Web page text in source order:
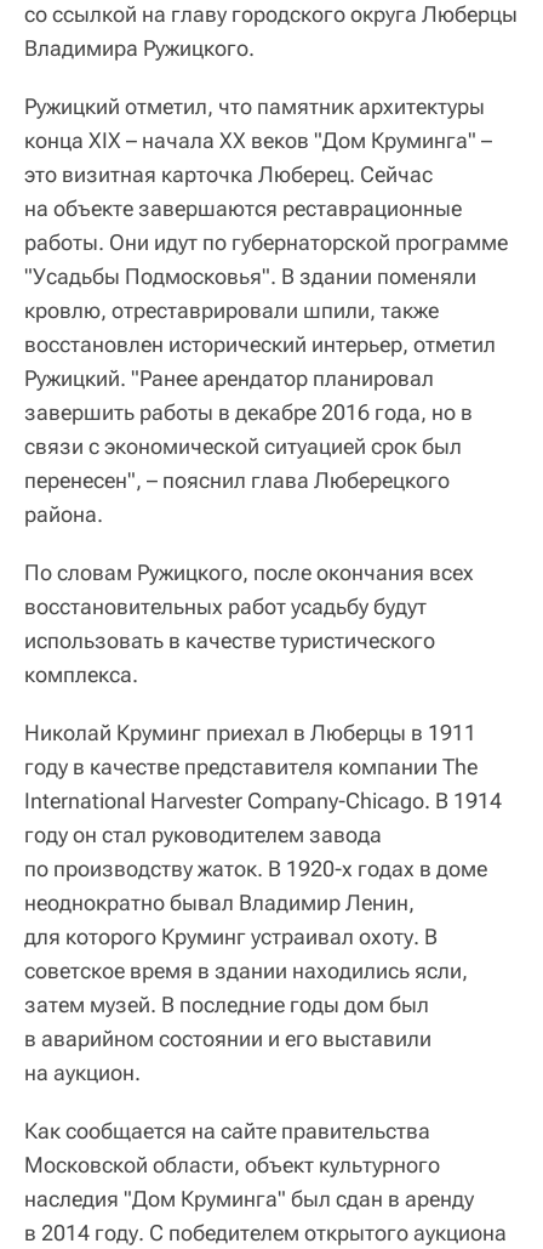
со ссылкой на главу городского округа Люберцы
Владимира Ружицкого.
Ружицкий отметил, что памятник архитектуры
конца XIX – начала XX веков "Дом Круминга" –
это визитная карточка Люберец. Сейчас
на объекте завершаются реставрационные
работы. Они идут по губернаторской программе
"Усадьбы Подмосковья". В здании поменяли
кровлю, отреставрировали шпили, также
восстановлен исторический интерьер, отметил
Ружицкий. "Ранее арендатор планировал
завершить работы в декабре 2016 года, но в
связи с экономической ситуацией срок был
перенесен", – пояснил глава Люберецкого
района.
По словам Ружицкого, после окончания всех
восстановительных работ усадьбу будут
использовать в качестве туристического
комплекса.
Николай Круминг приехал в Люберцы в 1911
году в качестве представителя компании The
International Harvester Company-Chicago. В 1914
году он стал руководителем завода
по производству жаток. В 1920-х годах в доме
неоднократно бывал Владимир Ленин,
для которого Круминг устраивал охоту. В
советское время в здании находились ясли,
затем музей. В последние годы дом был
в аварийном состоянии и его выставили
на аукцион.
Как сообщается на сайте правительства
Московской области, объект культурного
наследия "Дом Круминга" был сдан в аренду
в 2014 году. С победителем открытого аукциона